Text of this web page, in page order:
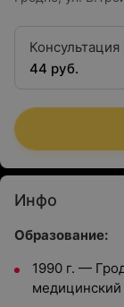
первой
44 руб.
Инфо
Образование:
1990 г. —
медицинский